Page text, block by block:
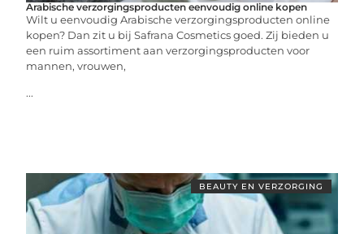
Arabische verzorgingsproducten eenvoudig online kopen
Wilt u eenvoudig Arabische verzorgingsproducten online
kopen? Dan zit u bij Safrana Cosmetics goed. Zij bieden u
een ruim assortiment aan verzorgingsproducten voor
mannen, vrouwen,
...
BEAUTY EN VERZORGING